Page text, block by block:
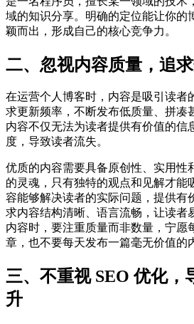
域的知识分享。明确的定位能让你的
颖而出，形成自己的核心竞争力。
二、忽视内容质量，追
在运营个人博客时，内容是吸引读者
求更新频率，不断发布低质量、拼凑
内容不仅无法为读者提供有价值的信
度，导致读者流失。
优质的内容需要具备原创性、实用性
的灵魂，只有独特的观点和见解才能
容能够解决读者的实际问题，提供有
求内容结构清晰、语言流畅，让读者
内容时，要注重质量而非数量，宁愿
章，也不要每天发布一篇毫无价值的
三、不重视 SEO 优化，
升